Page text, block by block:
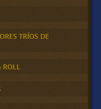
TRÍOS DE
ROLL